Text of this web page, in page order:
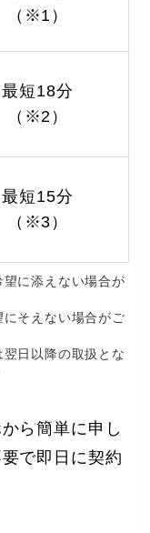
（※1）
最短18分
（※2）
最短15分
（※3）
に添えない場合が
そえない場合がご
日以降の取扱とな
ら簡単に申し
で即日に契約